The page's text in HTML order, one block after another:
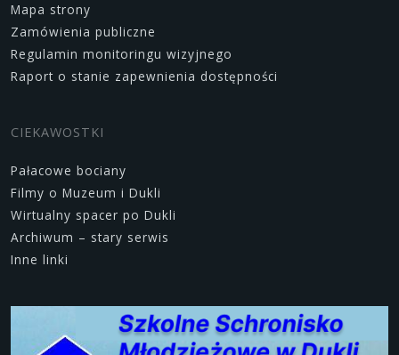
Mapa strony
Zamówienia publiczne
Regulamin monitoringu wizyjnego
Raport o stanie zapewnienia dostępności
CIEKAWOSTKI
Pałacowe bociany
Filmy o Muzeum i Dukli
Wirtualny spacer po Dukli
Archiwum – stary serwis
Inne linki